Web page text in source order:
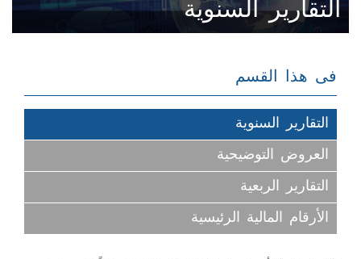
التقارير السنوية
فى هذا القسم
التقارير السنوية
العروض التوضيحية
التقارير الربعية
الأرقام المالية الرئيسية